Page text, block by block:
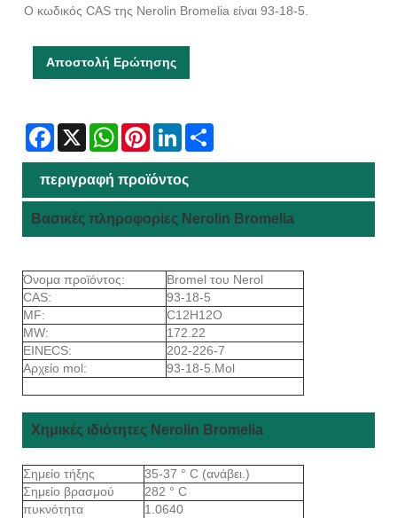
Ο κωδικός CAS της Nerolin Bromelia είναι 93-18-5.
Αποστολή Ερώτησης
Facebook
X WhatsAppPinterestLinkedIn
περιγραφή προϊόντος
Βασικές πληροφορίες Nerolin Bromelia
Όνομα προϊόντος:
Bromel του Nerol
CAS:
93-18-5
MF:
C12H12O
MW:
172.22
EINECS:
202-226-7
Αρχείο mol:
93-18-5.Mol
Χημικές ιδιότητες Nerolin Bromelia
Σημείο τήξης
35-37 ° C (ανάβει.)
Σημείο βρασμού
282 ° C
πυκνότητα
1.0640